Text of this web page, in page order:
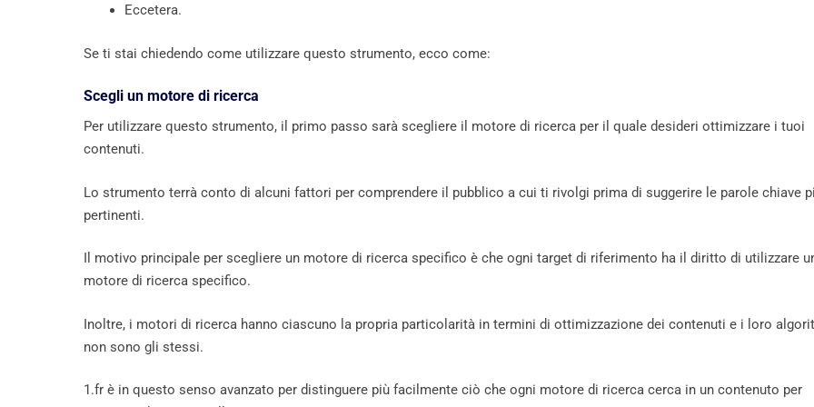
Eccetera.
Se ti stai chiedendo come utilizzare questo strumento, ecco come:
Scegli un motore di ricerca
Per utilizzare questo strumento, il primo passo sarà scegliere il motore di ricerca per il quale desideri ottimizzare i tuoi
contenuti.
Lo strumento terrà conto di alcuni fattori per comprendere il pubblico a cui ti rivolgi prima di suggerire le parole chiave
pertinenti.
Il motivo principale per scegliere un motore di ricerca specifico è che ogni target di riferimento ha il diritto di utilizzare
motore di ricerca specifico.
Inoltre, i motori di ricerca hanno ciascuno la propria particolarità in termini di ottimizzazione dei contenuti e i loro
non sono gli stessi.
1.fr è in questo senso avanzato per distinguere più facilmente ciò che ogni motore di ricerca cerca in un contenuto per